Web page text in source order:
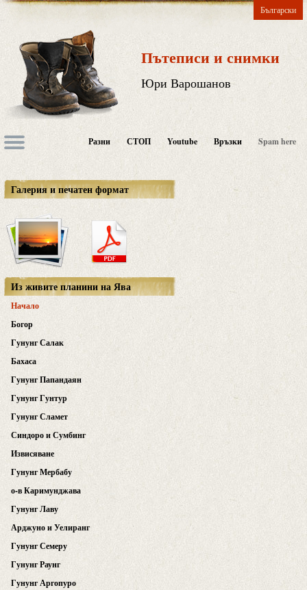
Български
Пътеписи и снимки
Юри Варошанов
Разни СТОП Youtube Връзки Spam here
Галерия и печатен формат
Из живите планини на Ява
Начало
Богор
Гунунг Салак
Бахаса
Гунунг Папандаян
Гунунг Гунтур
Гунунг Сламет
Синдоро и Сумбинг
Извисяване
Гунунг Мербабу
о-в Каримунджава
Гунунг Лаву
Арджуно и Уелиранг
Гунунг Семеру
Гунунг Раунг
Гунунг Аргопуро